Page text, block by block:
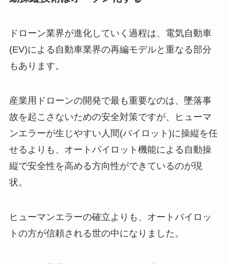
ドローン業界が進化していく過程は、電気自動車
(EV)による自動車業界の再編モデルと重なる部分
もあります。
産業用ドローンの開発で最も重要なのは、墜落事
故を起こさないための安全対策ですが、ヒューマ
ンエラーが生じやすい人間(パイロット)に操縦を任
せるよりも、オートパイロット機能による自動操
縦で安全性を高める方向性ができているのが現
状。
ヒューマンエラーの確立よりも、オートパイロッ
トの方が信頼される世の中になりました。